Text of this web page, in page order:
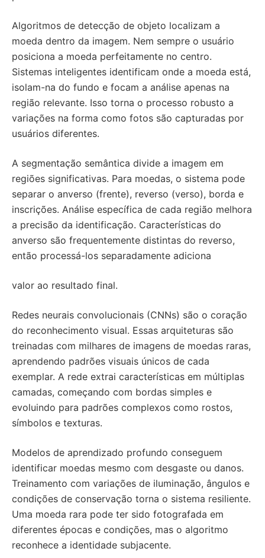
Algoritmos de detecção de objeto localizam a
moeda dentro da imagem. Nem sempre o usuário
posiciona a moeda perfeitamente no centro.
Sistemas inteligentes identificam onde a moeda está,
isolam-na do fundo e focam a análise apenas na
região relevante. Isso torna o processo robusto a
variações na forma como fotos são capturadas por
usuários diferentes.
A segmentação semântica divide a imagem em
regiões significativas. Para moedas, o sistema pode
separar o anverso (frente), reverso (verso), borda e
inscrições. Análise específica de cada região melhora
a precisão da identificação. Características do
anverso são frequentemente distintas do reverso,
então processá-los separadamente adiciona
valor ao resultado final.
Redes neurais convolucionais (CNNs) são o coração
do reconhecimento visual. Essas arquiteturas são
treinadas com milhares de imagens de moedas raras,
aprendendo padrões visuais únicos de cada
exemplar. A rede extrai características em múltiplas
camadas, começando com bordas simples e
evoluindo para padrões complexos como rostos,
símbolos e texturas.
Modelos de aprendizado profundo conseguem
identificar moedas mesmo com desgaste ou danos.
Treinamento com variações de iluminação, ângulos e
condições de conservação torna o sistema resiliente.
Uma moeda rara pode ter sido fotografada em
diferentes épocas e condições, mas o algoritmo
reconhece a identidade subjacente.